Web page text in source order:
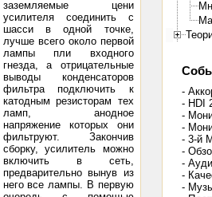
заземляемые цени
усилителя соединить с
шасси в одной точке,
лучше всего около первой
лампы пли входного
гнезда, а отрицательные
выводы конденсаторов
фильтра подключить к
катодным резисторам тех
ламп, анодное
напряжение которых они
фильтруют. Закончив
сборку, усилитель можно
включить в сеть,
предварительно вынув из
него все лампы. В первую
-
- HDI
-
-
- 3-й
-
-
-
-